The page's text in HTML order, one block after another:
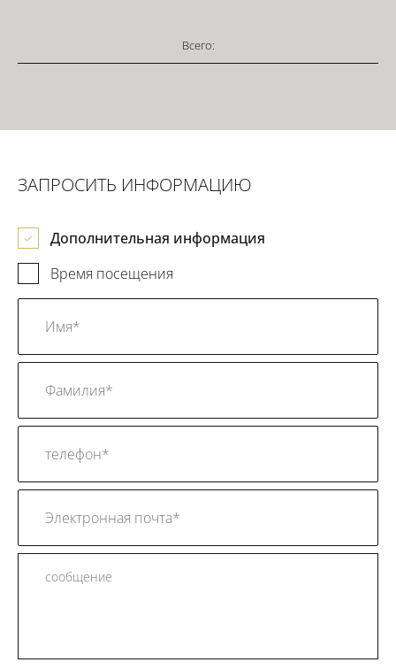
Всего:
ЗАПРОСИТЬ ИНФОРМАЦИЮ
Дополнительная информация
Время посещения